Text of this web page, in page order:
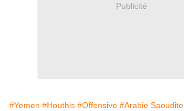
Publicité
#Yemen #Houthis #Offensive #Arabie Saoudite